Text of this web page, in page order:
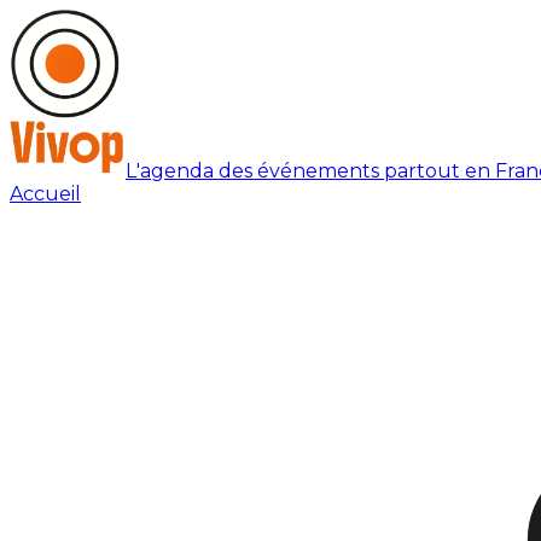
L'agenda des événements partout en
Accueil